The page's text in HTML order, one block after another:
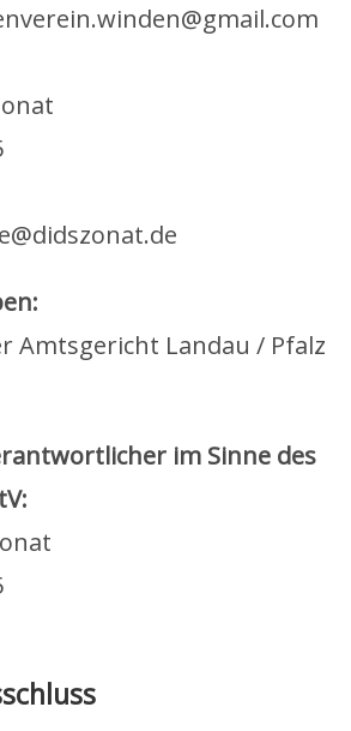
Amtsgericht Landau / Pfalz
im Sinne des